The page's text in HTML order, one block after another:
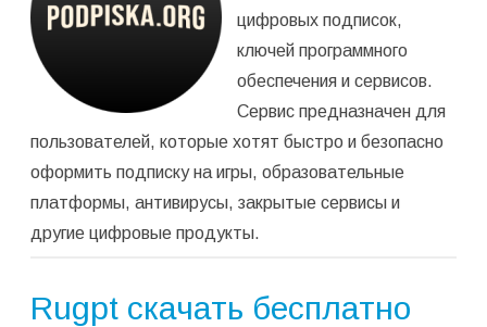
цифровых подписок,
ключей программного
обеспечения и сервисов.
Сервис предназначен для
пользователей, которые хотят быстро и безопасно
оформить подписку на игры, образовательные
платформы, антивирусы, закрытые сервисы и
другие цифровые продукты.
Rugpt скачать бесплатно